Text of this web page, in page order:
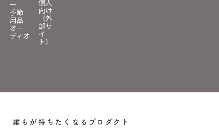
ー
季節
用品
オー
ディオ
個人
向け
（外
部サ
イ
ト）
誰もが持ちたくなるプロダクト